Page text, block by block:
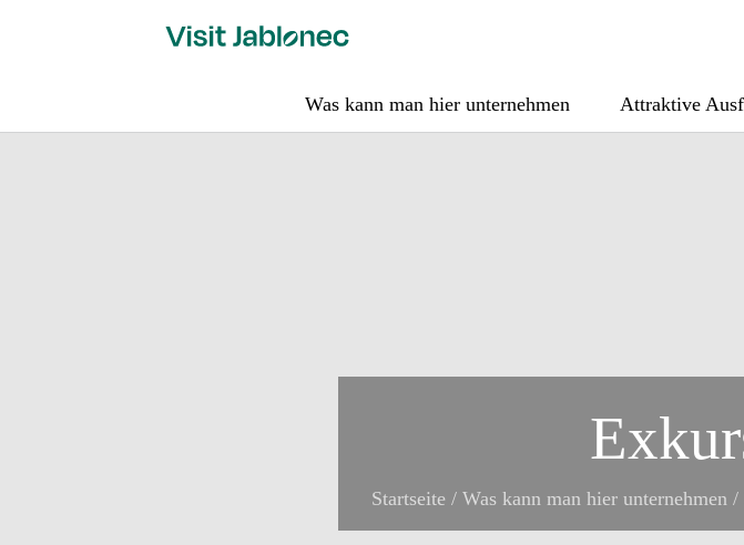
Was kann man hier unternehmen Attraktive
Startseite / Was kann man hier unternehmen /